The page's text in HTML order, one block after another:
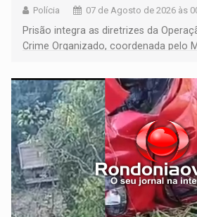
Polícia 07 de Agosto de 2026 às
Prisão integra as diretrizes da
Crime Organizado, coordenada pelo